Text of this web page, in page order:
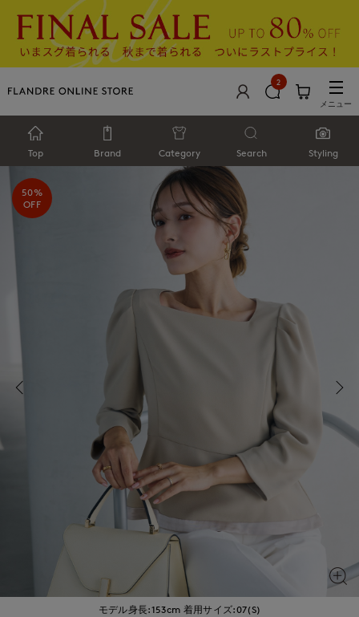
2
メニュー
Top Brand Category Search Styling
モデル身長:153cm 着用サイズ:07(S)
50%
OFF